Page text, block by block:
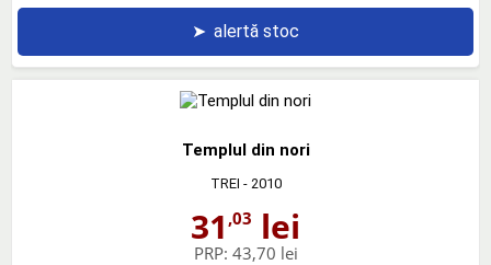
➤ alertă stoc
Templul din nori
TREI - 2010
31 ,03 lei
PRP: 43,70 lei